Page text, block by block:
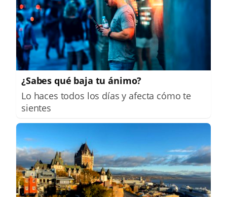
¿Sabes qué baja tu ánimo?
Lo haces todos los días y afecta cómo te
sientes